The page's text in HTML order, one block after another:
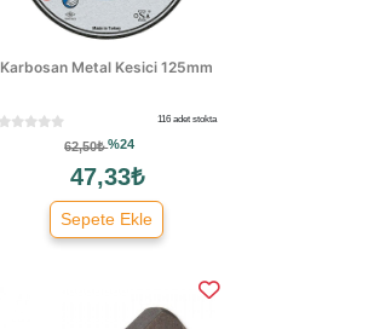
Karbosan Metal Kesici 125mm
116 adet stokta
62,50₺%24
47,33₺
Sepete Ekle